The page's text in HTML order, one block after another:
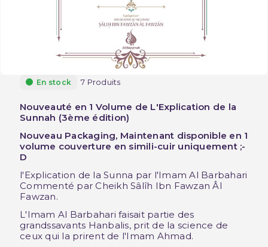
En stock 7 Produits
Nouveauté en 1 Volume de L'Explication de la
Sunnah (3ème édition)
Nouveau Packaging, Maintenant disponible en 1
volume couverture en simili-cuir uniquement ;-
D
l'Explication de la Sunna par l'Imam Al Barbahari
Commenté par Cheikh Sâlîh Ibn Fawzan Âl
Fawzan.
L'Imam Al Barbahari faisait partie des
grandssavants Hanbalis, prit de la science de
ceux qui la prirent de l'Imam Ahmad.